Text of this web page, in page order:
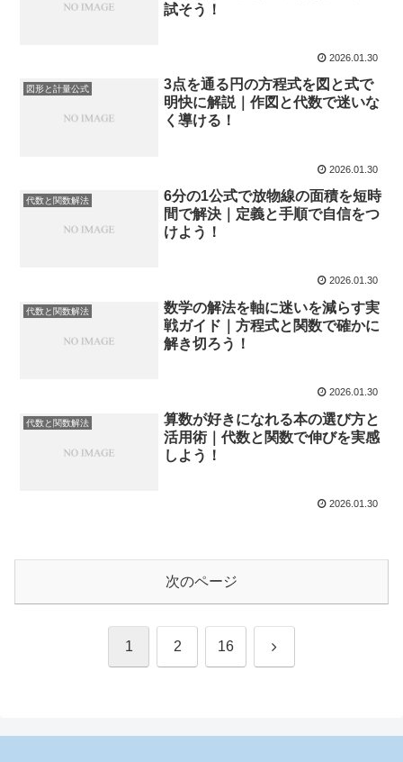
試そう！
2026.01.30
図形と計量公式
3点を通る円の方程式を図と式で
明快に解説｜作図と代数で迷いな
く導ける！
2026.01.30
代数と関数解法
6分の1公式で放物線の面積を短時
間で解決｜定義と手順で自信をつ
けよう！
2026.01.30
代数と関数解法
数学の解法を軸に迷いを減らす実
戦ガイド｜方程式と関数で確かに
解き切ろう！
2026.01.30
代数と関数解法
算数が好きになれる本の選び方と
活用術｜代数と関数で伸びを実感
しよう！
2026.01.30
次のページ
1 2 16 次